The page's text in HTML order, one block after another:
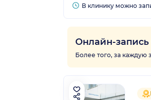
В клинику можно
Онлайн-
Более того, за каждую